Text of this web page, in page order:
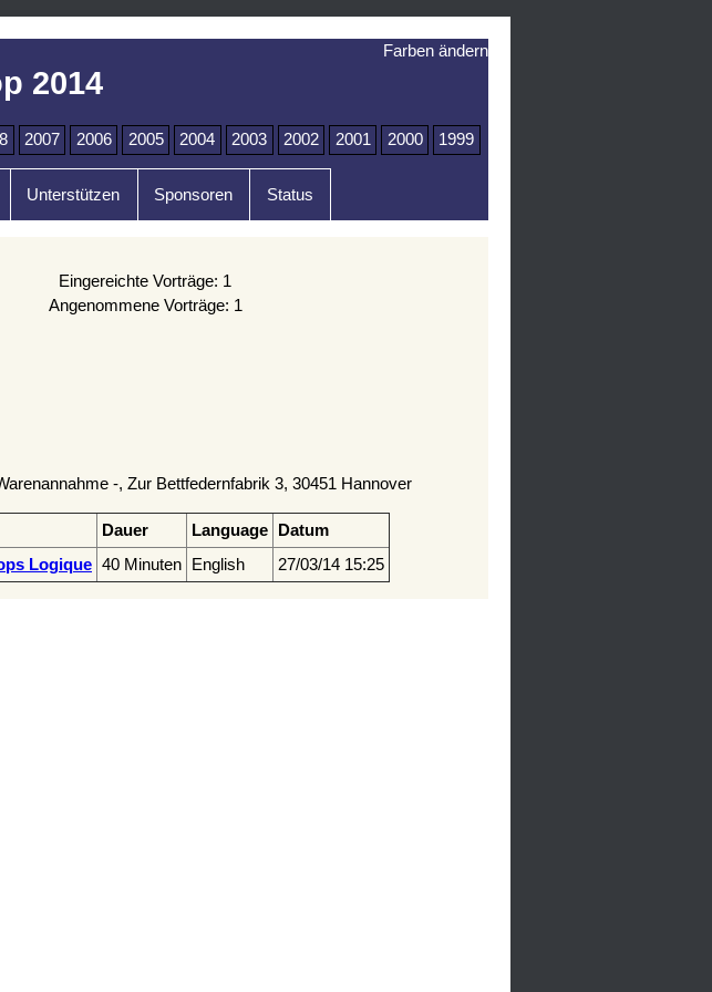
2014
2007 2006 2005 2004 2003 2002 2001 2000 1999
Unterstützen Sponsoren Status
Farben ändern
Eingereichte Vorträge: 1
Angenommene Vorträge: 1
-, Zur Bettfedernfabrik 3, 30451 Hannover
Dauer Language
Datum
Logique‎ 40 Minuten English 27/03/14 15:25